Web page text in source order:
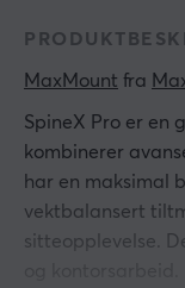
MaxMount fra
SpineX Pro er en
kombinerer
har en maksimal
vektbalansert
sitteopplevelse.